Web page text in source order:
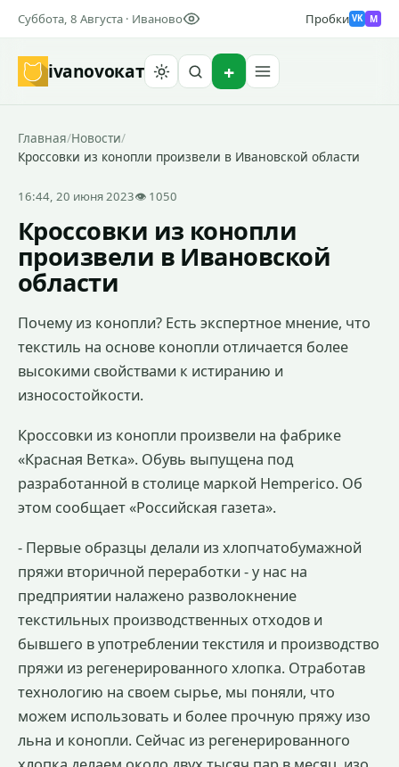
Суббота, 8 Августа · Иваново Пробки VK M
ivanovoкат
Главная/Новости/
Кроссовки из конопли произвели в Ивановской области
16:44, 20 июня 2023👁 1050
Кроссовки из конопли
произвели в Ивановской
области
Почему из конопли? Есть экспертное мнение, что
текстиль на основе конопли отличается более
высокими свойствами к истиранию и
износостойкости.
Кроссовки из конопли произвели на фабрике
«Красная Ветка». Обувь выпущена под
разработанной в столице маркой Hemperico. Об
этом сообщает «Российская газета».
- Первые образцы делали из хлопчатобумажной
пряжи вторичной переработки - у нас на
предприятии налажено разволокнение
текстильных производственных отходов и
бывшего в употреблении текстиля и производство
пряжи из регенерированного хлопка. Отработав
технологию на своем сырье, мы поняли, что
можем использовать и более прочную пряжу изо
льна и конопли. Сейчас из регенерированного